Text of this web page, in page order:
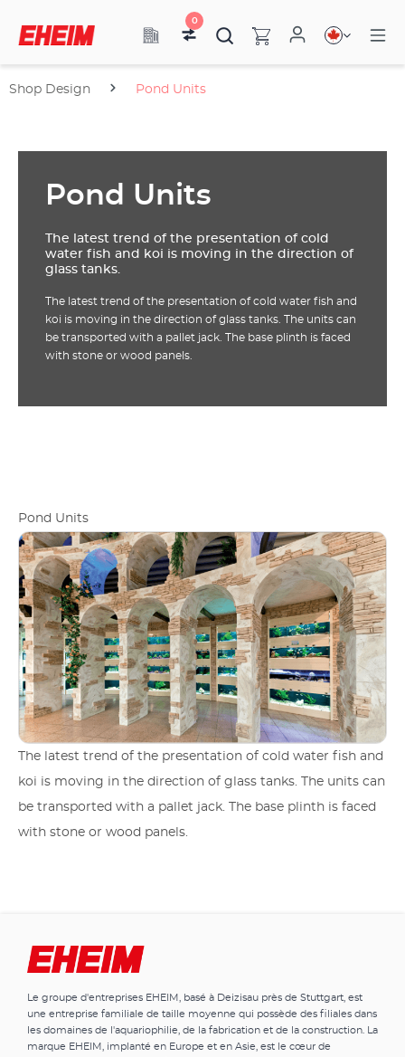
0
Shop Design Pond Units
Pond Units
The latest trend of the presentation of cold
water fish and koi is moving in the direction of
glass tanks.
The latest trend of the presentation of cold water fish and
koi is moving in the direction of glass tanks. The units can
be transported with a pallet jack. The base plinth is faced
with stone or wood panels.
Pond Units
The latest trend of the presentation of cold water fish and
koi is moving in the direction of glass tanks. The units can
be transported with a pallet jack. The base plinth is faced
with stone or wood panels.
Le groupe d'entreprises EHEIM, basé à Deizisau près de Stuttgart, est
une entreprise familiale de taille moyenne qui possède des filiales dans
les domaines de l'aquariophilie, de la fabrication et de la construction. La
marque EHEIM, implanté en Europe et en Asie, est le cœur de